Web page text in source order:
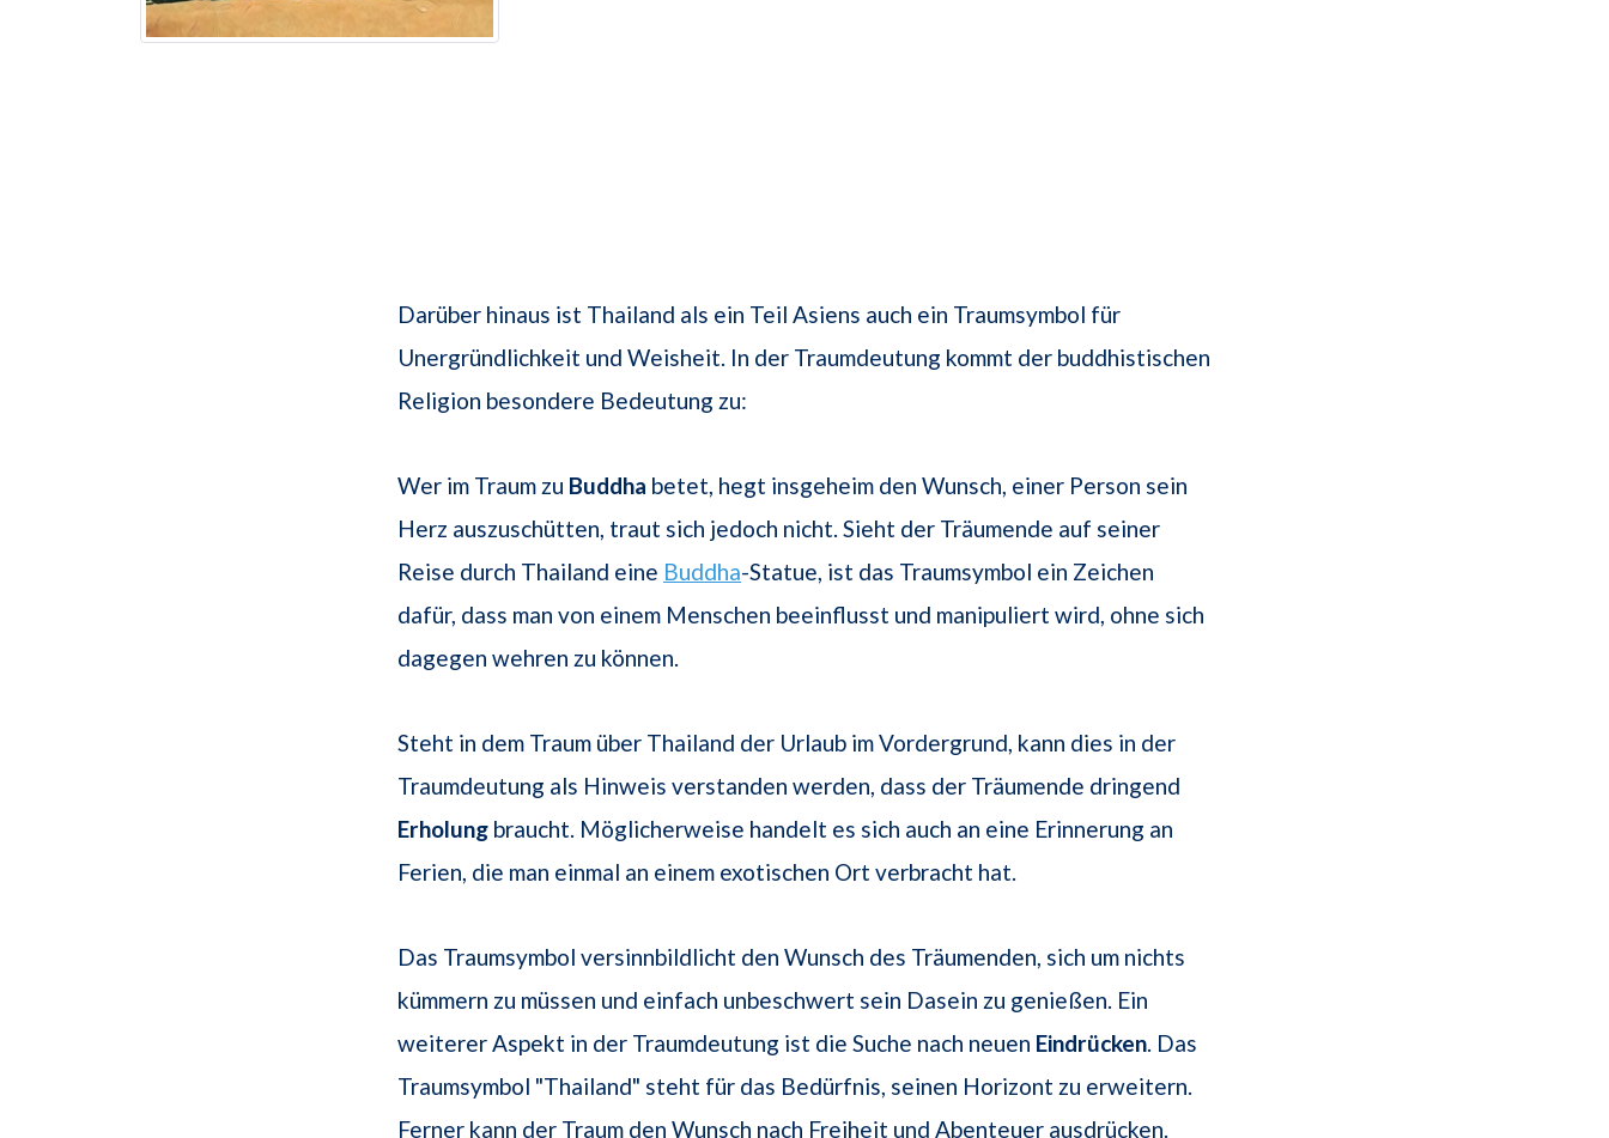
Darüber hinaus ist Thailand als ein Teil Asiens auch ein Traumsymbol für
Unergründlichkeit und Weisheit. In der Traumdeutung kommt der buddhistischen
Religion besondere Bedeutung zu:
Wer im Traum zu Buddha betet, hegt insgeheim den Wunsch, einer Person sein
Herz auszuschütten, traut sich jedoch nicht. Sieht der Träumende auf seiner
Reise durch Thailand eine Buddha-Statue, ist das Traumsymbol ein Zeichen
dafür, dass man von einem Menschen beeinflusst und manipuliert wird, ohne sich
dagegen wehren zu können.
Steht in dem Traum über Thailand der Urlaub im Vordergrund, kann dies in der
Traumdeutung als Hinweis verstanden werden, dass der Träumende dringend
Erholung braucht. Möglicherweise handelt es sich auch an eine Erinnerung an
Ferien, die man einmal an einem exotischen Ort verbracht hat.
Das Traumsymbol versinnbildlicht den Wunsch des Träumenden, sich um nichts
kümmern zu müssen und einfach unbeschwert sein Dasein zu genießen. Ein
weiterer Aspekt in der Traumdeutung ist die Suche nach neuen Eindrücken. Das
Traumsymbol "Thailand" steht für das Bedürfnis, seinen Horizont zu erweitern.
Ferner kann der Traum den Wunsch nach Freiheit und Abenteuer ausdrücken.